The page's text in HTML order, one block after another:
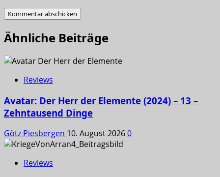
Ähnliche Beiträge
Reviews
Avatar: Der Herr der Elemente (2024) – 13 –
Zehntausend Dinge
Götz Piesbergen 10. August 20260
Reviews